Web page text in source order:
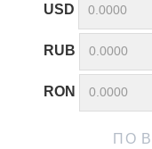
USD
RUB
RON
ПО